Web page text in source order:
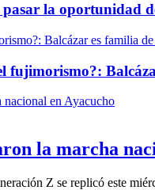
la oportunidad
fujimorismo?:
la marcha
Z se replicó este